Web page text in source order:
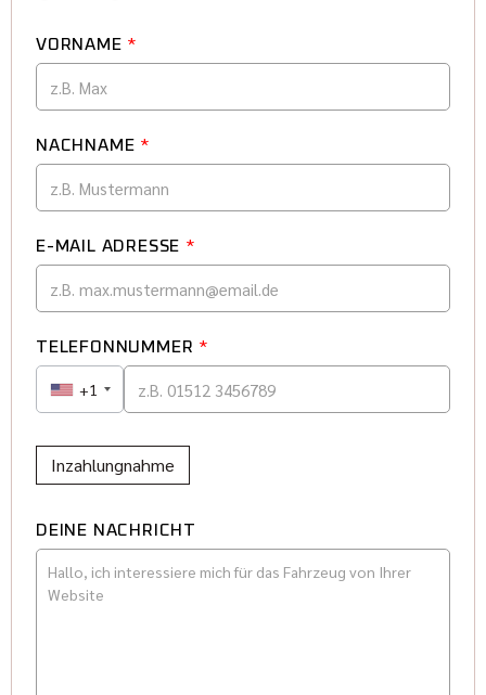
VORNAME *
NACHNAME *
E-MAIL ADRESSE *
TELEFONNUMMER *
+1
Inzahlungnahme
DEINE NACHRICHT